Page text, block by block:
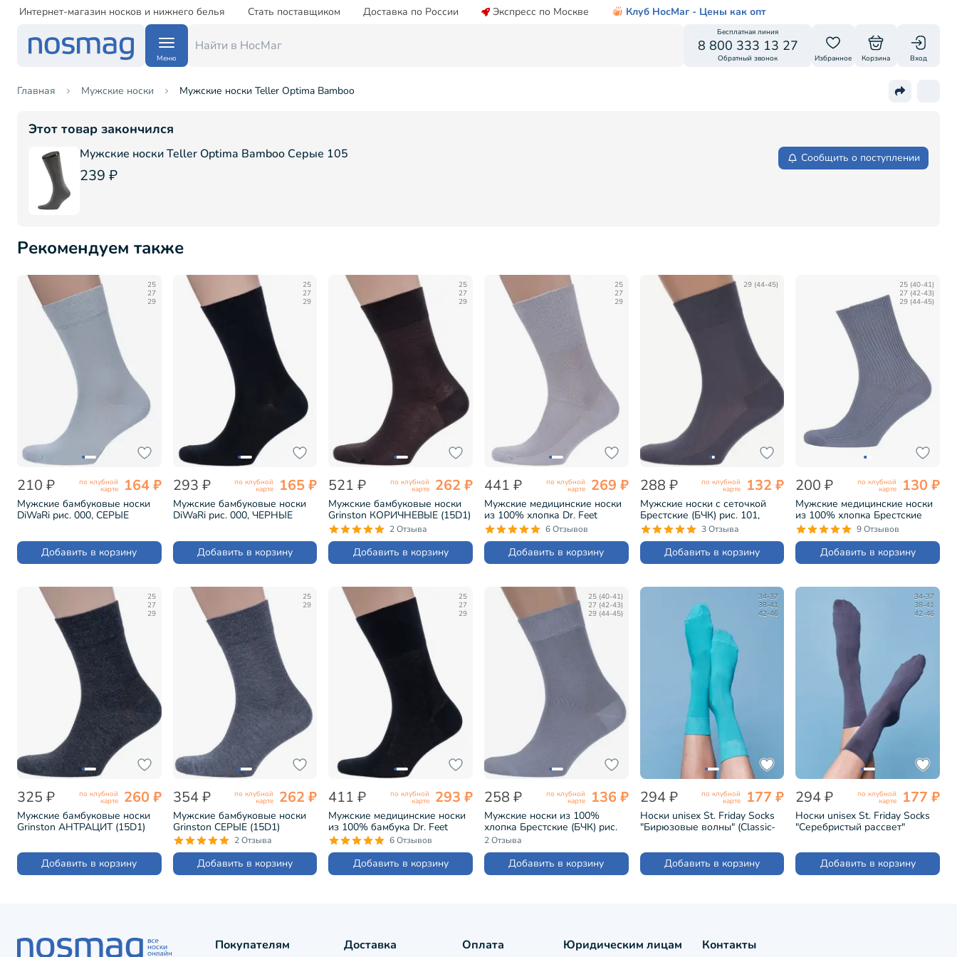
Интернет-магазин носков и нижнего белья Стать поставщиком Доставка по России Экспресс по Москве Клуб НосМаг - Цены как опт
Меню
Бесплатная линия
8 800 333 13 27
Обратный звонок Избранное Корзина Вход
Главная Мужские носки Мужские носки Teller Optima Bamboo
Этот товар закончился
Мужские носки Teller Optima Bamboo Серые 105
239 ₽
Сообщить о поступлении
Рекомендуем также
25
27
29
210 ₽ по клубной
карте 164 ₽
Мужские бамбуковые носки
DiWaRi рис. 000, СЕРЫЕ
Добавить в корзину
25
27
29
293 ₽ по клубной
карте 165 ₽
Мужские бамбуковые носки
DiWaRi рис. 000, ЧЕРНЫЕ
Добавить в корзину
25
27
29
521 ₽ по клубной
карте 262 ₽
Мужские бамбуковые носки
Grinston КОРИЧНЕВЫЕ (15D1)
2 Отзыва
Добавить в корзину
25
27
29
441 ₽ по клубной
карте 269 ₽
Мужские медицинские носки
из 100% хлопка Dr. Feet
СВЕТЛО-СЕРЫЕ (15DF2)
6 Отзывов
Добавить в корзину
29 (44-45)
288 ₽ по клубной
карте 132 ₽
Мужские носки с сеточкой
Брестские (БЧК) рис. 101,
СЕРЫЕ (18С2129)
3 Отзыва
Добавить в корзину
25 (40-41)
27 (42-43)
29 (44-45)
200 ₽ по клубной
карте 130 ₽
Мужские медицинские носки
из 100% хлопка Брестские
(БЧК) рис. 009, СВЕТЛО-
СЕРЫЕ (14С2221)
9 Отзывов
Добавить в корзину
25
27
29
325 ₽ по клубной
карте 260 ₽
Мужские бамбуковые носки
Grinston АНТРАЦИТ (15D1)
Добавить в корзину
25
29
354 ₽ по клубной
карте 262 ₽
Мужские бамбуковые носки
Grinston СЕРЫЕ (15D1)
2 Отзыва
Добавить в корзину
25
27
29
411 ₽ по клубной
карте 293 ₽
Мужские медицинские носки
из 100% бамбука Dr. Feet
ЧЕРНЫЕ (19DF1)6 Отзывов
Добавить в корзину
25 (40-41)
27 (42-43)
29 (44-45)
258 ₽ по клубной
карте 136 ₽
Мужские носки из 100%
хлопка Брестские (БЧК) рис.
000, СВЕТЛО-СЕРЫЕ
(15С2225)
2 Отзыва
Добавить в корзину
34-37
38-41
42-46
294 ₽ по клубной
карте 177 ₽
Носки unisex St. Friday Socks
"Бирюзовые волны" (Classic-
Добавить в корзину
34-37
38-41
42-46
294 ₽ по клубной
карте 177 ₽
Носки unisex St. Friday Socks
"Серебристый рассвет"
Добавить в корзину
Покупателям Доставка Оплата Юридическим лицам Контакты